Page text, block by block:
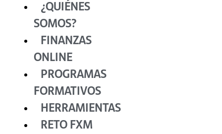
¿QUIÉNES
SOMOS?
FINANZAS
ONLINE
PROGRAMAS
FORMATIVOS
HERRAMIENTAS
RETO FXM